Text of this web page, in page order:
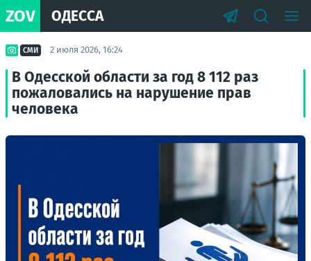
ZOV ОДЕССА
СМИ 2 июля 2026, 16:24
В Одесской области за год 8 112 раз
пожаловались на нарушение прав
человека